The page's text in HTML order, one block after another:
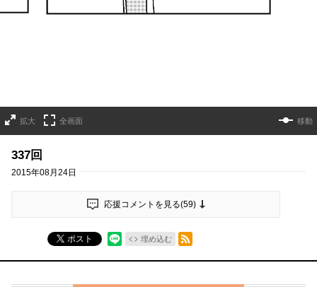
拡大 全画面 移動
337回
2015年08月24日
応援コメントを見る(59)
ポスト 埋め込む
RSSフィード